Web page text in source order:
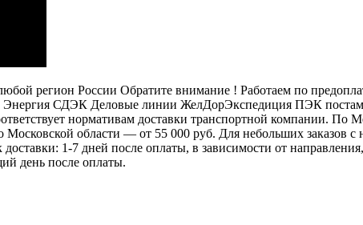
регион России Обратите внимание ! Работаем по
СДЭК Деловые линии ЖелДорЭкспедиция ПЭК
нормативам доставки транспортной компании.
Московской области — от 55 000 руб. Для небольших заказов
1-7 дней после оплаты, в зависимости от
день после оплаты.